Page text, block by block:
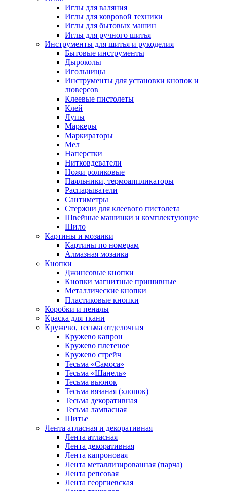
Иглы для валяния
Иглы для ковровой техники
Иглы для бытовых машин
Иглы для ручного шитья
Инструменты для шитья и рукоделия
Бытовые инструменты
Дыроколы
Игольницы
Инструменты для установки кнопок и
люверсов
Клеевые пистолеты
Клей
Лупы
Маркеры
Маркираторы
Мел
Наперстки
Нитковдеватели
Ножи роликовые
Паяльники, термоаппликаторы
Распарыватели
Сантиметры
Стержни для клеевого пистолета
Швейные машинки и комплектующие
Шило
Картины и мозаики
Картины по номерам
Алмазная мозаика
Кнопки
Джинсовые кнопки
Кнопки магнитные пришивные
Металлические кнопки
Пластиковые кнопки
Коробки и пеналы
Краска для ткани
Кружево, тесьма отделочная
Кружево капрон
Кружево плетеное
Кружево стрейч
Тесьма «Самоса»
Тесьма «Шанель»
Тесьма вьюнок
Тесьма вязаная (хлопок)
Тесьма декоративная
Тесьма лампасная
Шитье
Лента атласная и декоративная
Лента атласная
Лента декоративная
Лента капроновая
Лента металлизированная (парча)
Лента репсовая
Лента георгиевская